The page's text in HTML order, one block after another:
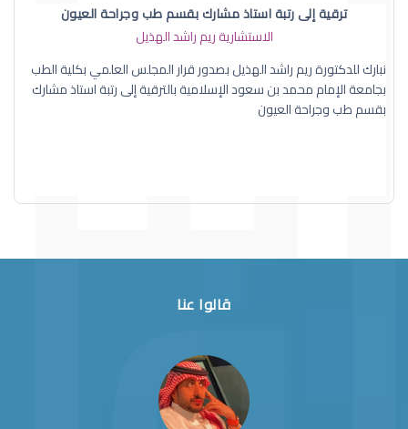
ترقية إلى رتبة استاذ مشارك بقسم طب وجراحة العيون
الاستشارية ريم راشد الهذيل
نبارك للدكتورة ريم راشد الهذيل بصدور قرار المجلس العلمي بكلية الطب
بجامعة الإمام محمد بن سعود الإسلامية بالترقية إلى رتبة استاذ مشارك
بقسم طب وجراحة العيون
قالوا عنا